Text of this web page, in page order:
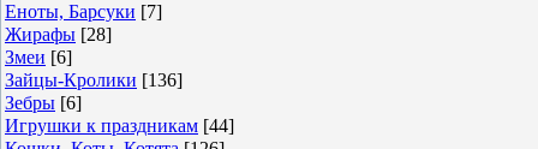
Еноты, Барсуки [7]
Жирафы [28]
Змеи [6]
Зайцы-Кролики [136]
Зебры [6]
Игрушки к праздникам [44]